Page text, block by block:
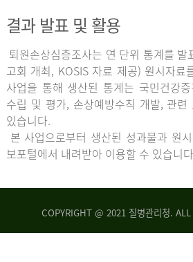
결과 발표 및 활용
퇴원손상심층조사는 연 단위 통계를 발
고회 개최, KOSIS 자료 제공) 원시자료
사업을 통해 생산된 통계는 국민건강
수립 및 평가, 손상예방수칙 개발, 관
있습니다.
본 사업으로부터 생산된 성과물과 원
보포털에서 내려받아 이용할 수 있습니
COPYRIGHT @ 2021 질병관리청.